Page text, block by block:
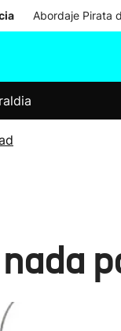
Abordaje Pirata